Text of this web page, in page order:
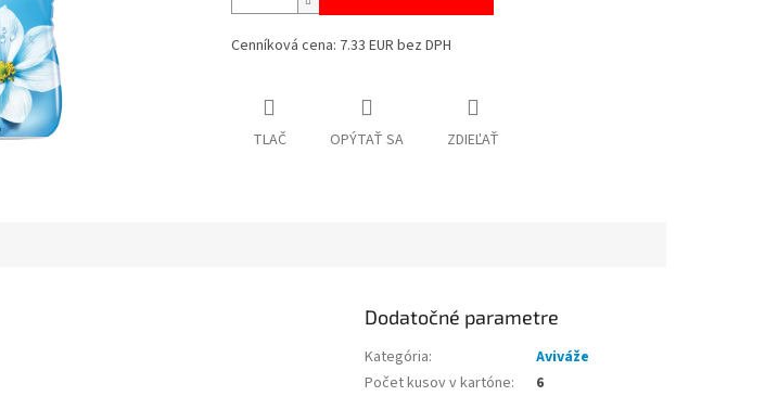
Cenníková cena: 7.33 EUR bez DPH
TLAČ OPÝTAŤ SA ZDIEĽAŤ
Dodatočné parametre
Kategória:
Aviváže
Počet kusov v kartóne: 6